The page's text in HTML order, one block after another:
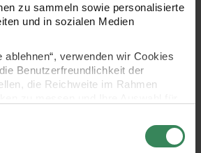
zu sammeln sowie personalisierte
und in sozialen Medien
ablehnen“, verwenden wir Cookies
Benutzerfreundlichkeit der
die Reichweite im Rahmen
und kann jederzeit über den
im Fußbereich der Seite
Kissen, Baumschmuck,
und Servietten lässt sich aus den
nähen. Inspirationen finden Sie
Christmas – Sterne, rosa-metallic